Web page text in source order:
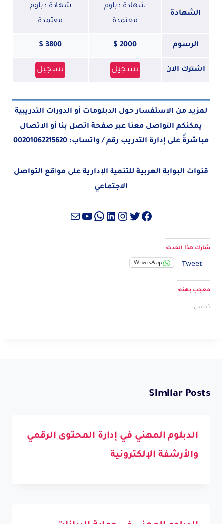
الشهادة
شهادة دبلوم
معتمدة
شهادة دبلوم
معتمدة
الرسوم 2000 $
3800 $
اشترك الآن تسجيل تسجيل
لمزيد من الاستفسار حول الدبلومات أو الدورات التدريبية
يمكنكم التواصل معنا عبر صفحة اتصل بنا أو الاتصال
مباشرةً على إدارة التدريب رقم / واتساب: 00201062215620
قنوات البوابة العربية للتنمية الإدارية على مواقع التواصل
الاجتماعي
فيسبوك
تويترإنستجرام
لينكد إن واتساب
يوتيوب
بريد
شارك هذا الحدث:
Tweet
WhatsApp
معجب بهذه:
تحميل...
Similar Posts
الدبلوم المهني في إدارة المحتوى الرقمي
والأرشفة الإلكترونية